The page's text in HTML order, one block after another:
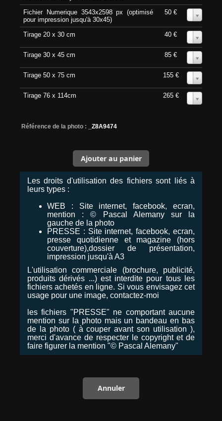
Fichier Numerique 3543x2598 px (optimisé
pour impression jusqu'à 30x45)
50 €
Tirage 20 x 30 cm 40 €
Tirage 30 x 45 cm 85 €
Tirage 50 x 75 cm 155 €
Tirage 76 x 114cm 265 €
Référence de la photo : _Z8A9474
Les droits d'utilisation des fichiers sont liés à
leurs types :
WEB : Site internet, facebook, ecran,
mention : © Pascal Alemany sur la
gauche de la photo
PRESSE : Site internet, facebook, ecran,
presse quotidienne et magazine (hors
couverture),dossier de présentation,
impression jusqu'à A3
L'utilisation commerciale (brochure, publicité,
produits dérivés ...) est interdite pour tous les
fichiers achetés en ligne. Si vous envisagez cet
usage pour une image, contactez-moi
les fichiers "PRESSE" ne comportant aucune
mention sur la photo mais un bandeau en bas
de la photo ( à couper avant son utilisation ),
merci d'avance de respecter le copyright et de
faire figurer la mention "© Pascal Alemany"
Annuler